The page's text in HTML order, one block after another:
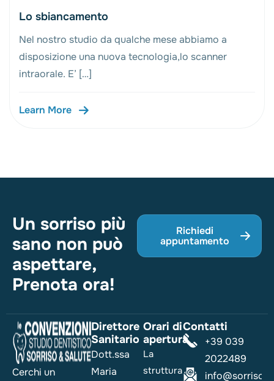
Lo sbiancamento
Nel nostro studio da qualche mese abbiamo a
disposizione una nuova tecnologia,lo scanner
intraorale. E’ […]
Learn More
Un sorriso più
sano non può
aspettare,
Prenota ora!
Richiedi
appuntamento
Cerchi un
Direttore
Sanitario
Dott.ssa
Maria
Orari di
apertura
La
struttura
Contatti
+39 039
2022489